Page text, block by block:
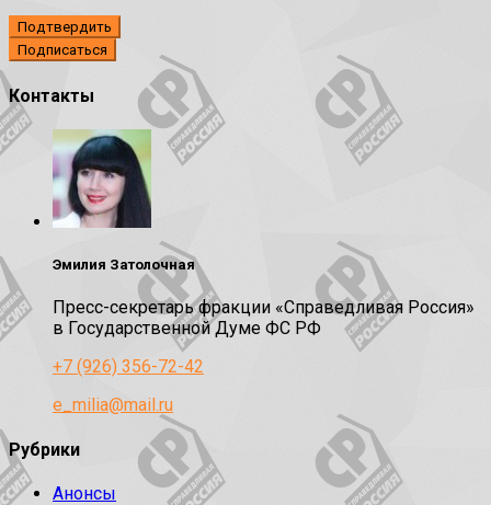
Подтвердить
Контакты
Эмилия Затолочная
Пресс-секретарь фракции «Справедливая Россия»
в Государственной Думе ФС РФ
+7 (926) 356-72-42
e_milia@mail.ru
Рубрики
Анонсы